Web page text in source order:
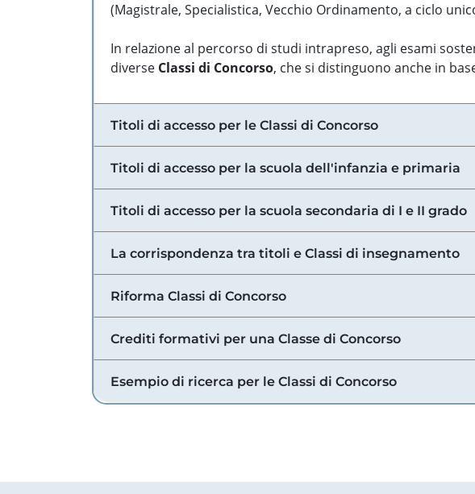
(Magistrale, Specialistica, Vecchio Ordinamento, a ciclo
In relazione al percorso di studi intrapreso, agli esami
diverse Classi di Concorso, che si distinguono anche in
Titoli di accesso per le Classi di Concorso
Titoli di accesso per la scuola dell'infanzia e primaria
Titoli di accesso per la scuola secondaria di I e II grado
La corrispondenza tra titoli e Classi di insegnamento
Riforma Classi di Concorso
Crediti formativi per una Classe di Concorso
Esempio di ricerca per le Classi di Concorso